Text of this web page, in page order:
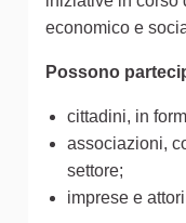
economico e
Possono
cittadini, in
associazioni,
settore;
imprese e